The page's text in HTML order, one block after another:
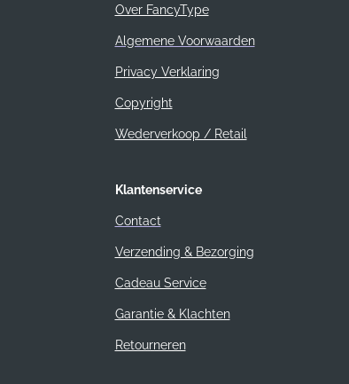
Over FancyType
Algemene Voorwaarden
Privacy Verklaring
Copyright
Wederverkoop / Retail
Klantenservice
Contact
Verzending & Bezorging
Cadeau Service
Garantie & Klachten
Retourneren